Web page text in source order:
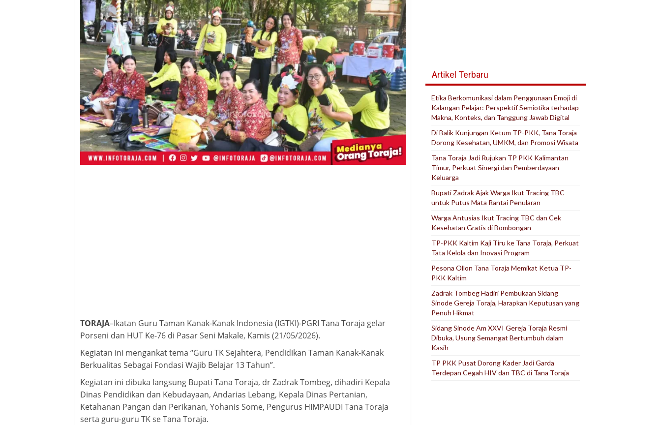
TORAJA–Ikatan Guru Taman Kanak-Kanak Indonesia (IGTKI)-PGRI Tana Toraja gelar
Porseni dan HUT Ke-76 di Pasar Seni Makale, Kamis (21/05/2026).
Kegiatan ini mengankat tema “Guru TK Sejahtera, Pendidikan Taman Kanak-Kanak
Berkualitas Sebagai Fondasi Wajib Belajar 13 Tahun”.
Kegiatan ini dibuka langsung Bupati Tana Toraja, dr Zadrak Tombeg, dihadiri Kepala
Dinas Pendidikan dan Kebudayaan, Andarias Lebang, Kepala Dinas Pertanian,
Ketahanan Pangan dan Perikanan, Yohanis Some, Pengurus HIMPAUDI Tana Toraja
serta guru-guru TK se Tana Toraja.
Artikel Terbaru
Etika Berkomunikasi dalam Penggunaan Emoji di
Kalangan Pelajar: Perspektif Semiotika terhadap
Makna, Konteks, dan Tanggung Jawab Digital
Di Balik Kunjungan Ketum TP-PKK, Tana Toraja
Dorong Kesehatan, UMKM, dan Promosi Wisata
Tana Toraja Jadi Rujukan TP PKK Kalimantan
Timur, Perkuat Sinergi dan Pemberdayaan
Keluarga
Bupati Zadrak Ajak Warga Ikut Tracing TBC
untuk Putus Mata Rantai Penularan
Warga Antusias Ikut Tracing TBC dan Cek
Kesehatan Gratis di Bombongan
TP-PKK Kaltim Kaji Tiru ke Tana Toraja, Perkuat
Tata Kelola dan Inovasi Program
Pesona Ollon Tana Toraja Memikat Ketua TP-
PKK Kaltim
Zadrak Tombeg Hadiri Pembukaan Sidang
Sinode Gereja Toraja, Harapkan Keputusan yang
Penuh Hikmat
Sidang Sinode Am XXVI Gereja Toraja Resmi
Dibuka, Usung Semangat Bertumbuh dalam
Kasih
TP PKK Pusat Dorong Kader Jadi Garda
Terdepan Cegah HIV dan TBC di Tana Toraja